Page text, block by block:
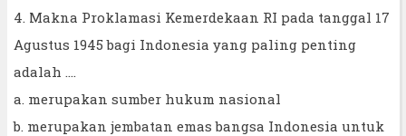
4. Makna Proklamasi Kemerdekaan RI pada tanggal 17
Agustus 1945 bagi Indonesia yang paling penting
adalah ....
a. merupakan sumber hukum nasional
b. merupakan jembatan emas bangsa Indonesia untuk